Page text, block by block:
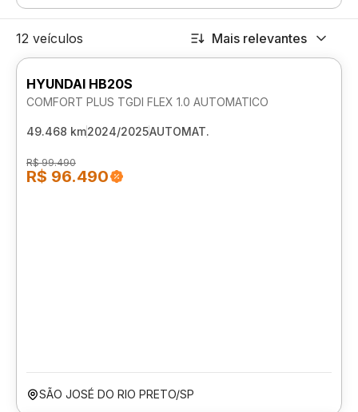
12 veículos Mais relevantes
HYUNDAI HB20S
COMFORT PLUS TGDI FLEX 1.0 AUTOMATICO
49.468 km2024/2025AUTOMAT.
R$ 99.490
R$ 96.490
SÃO JOSÉ DO RIO PRETO/SP